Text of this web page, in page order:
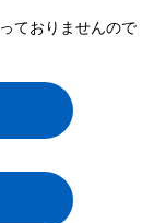
ておりませんので